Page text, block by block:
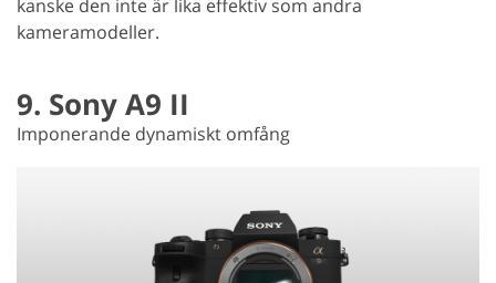
kanske den inte är lika effektiv som andra
kameramodeller.
9. Sony A9 II
Imponerande dynamiskt omfång